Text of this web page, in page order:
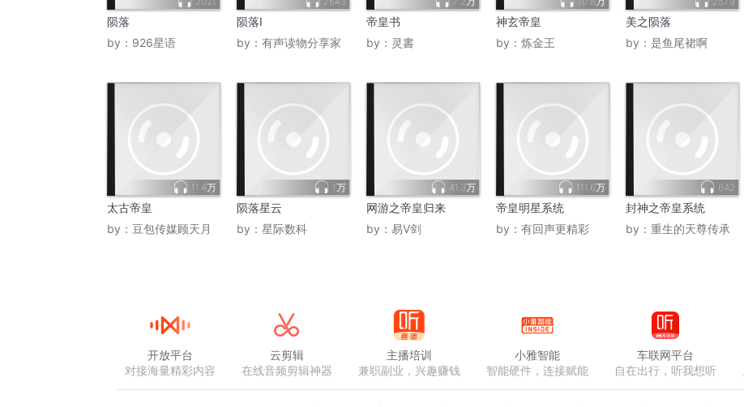
陨落
by： 926星语
陨落I
by： 有声读物分享家
帝皇书
by： 灵書
神玄帝皇
by： 炼金王
美之陨落
by： 是鱼尾裙啊
11.4万
太古帝皇
by： 豆包传媒顾天月
1万
陨落星云
by： 星际数科
41.3万
网游之帝皇归来
by： 易V剑
111.6万
帝皇明星系统
by： 有回声更精彩
642
封神之帝皇系统
by： 重生的天尊传承
开放平台
对接海量精彩内容
云剪辑
在线音频剪辑神器
主播培训
兼职副业，兴趣赚钱
小雅智能
智能硬件，连接赋能
车联网平台
自在出行，听我想听